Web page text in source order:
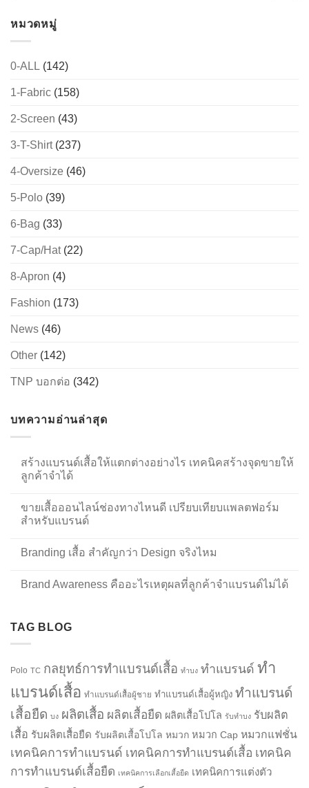
หมวดหมู่
0-ALL (142)
1-Fabric (158)
2-Screen (43)
3-T-Shirt(237)
4-Oversize (46)
5-Polo (39)
6-Bag (33)
7-Cap/Hat(22)
8-Apron (4)
Fashion (173)
News (46)
Other (142)
TNP บอกต่อ (342)
บทความอ่านล่าสุด
สร้างแบรนด์เสื้อให้แตกต่างอย่างไร เทคนิคสร้างจุดขายให้
ลูกค้าจำได้
ขายเสื้อออนไลน์ช่องทางไหนดี เปรียบเทียบแพลตฟอร์ม
สำหรับแบรนด์
Branding เสื้อ สำคัญกว่า Design จริงไหม
Brand Awareness คืออะไรเหตุผลที่ลูกค้าจำแบรนด์ไม่ได้
TAG BLOG
Polo TC กลยุทธ์การทำแบรนด์เสื้อ ทำบง ทำแบรนด์ ทำ
แบรนด์เสื้อ ทำแบรนด์เสื้อผู้ชาย ทำแบรนด์เสื้อผู้หญิง ทำแบรนด์
เสื้อยืด บง ผลิตเสื้อ ผลิตเสื้อยืด ผลิตเสื้อโปโล รับทำบง รับผลิต
เสื้อ รับผลิตเสื้อยืด รับผลิตเสื้อโปโล หมวก หมวก Cap หมวกแฟชั่น
เทคนิคการทำแบรนด์ เทคนิคการทำแบรนด์เสื้อ เทคนิค
การทำแบรนด์เสื้อยืด เทคนิคการเลือกเสื้อยืด เทคนิคการแต่งตัว